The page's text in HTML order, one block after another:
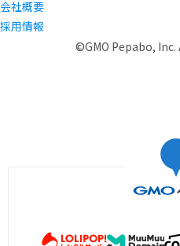
会社概要
採用情報
©GMO Pepabo,